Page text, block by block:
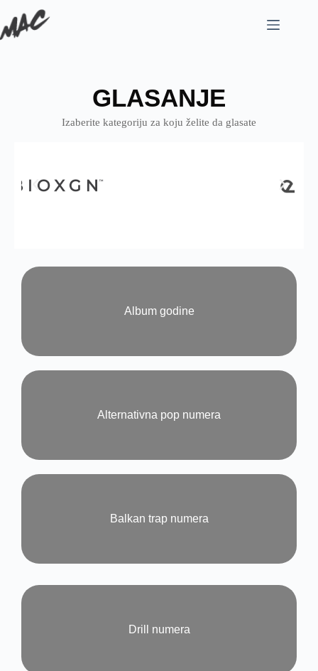
GLASANJE
Izaberite kategoriju za koju želite da glasate
Album godine
Alternativna pop numera
Balkan trap numera
Drill numera​